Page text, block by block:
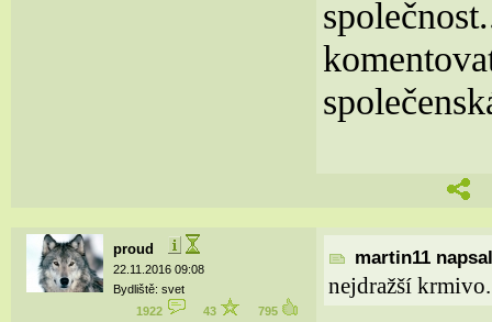
proud
22.11.2016 09:08
Bydliště: svet
1922
43 795
martin11
nejdražší krmivo.